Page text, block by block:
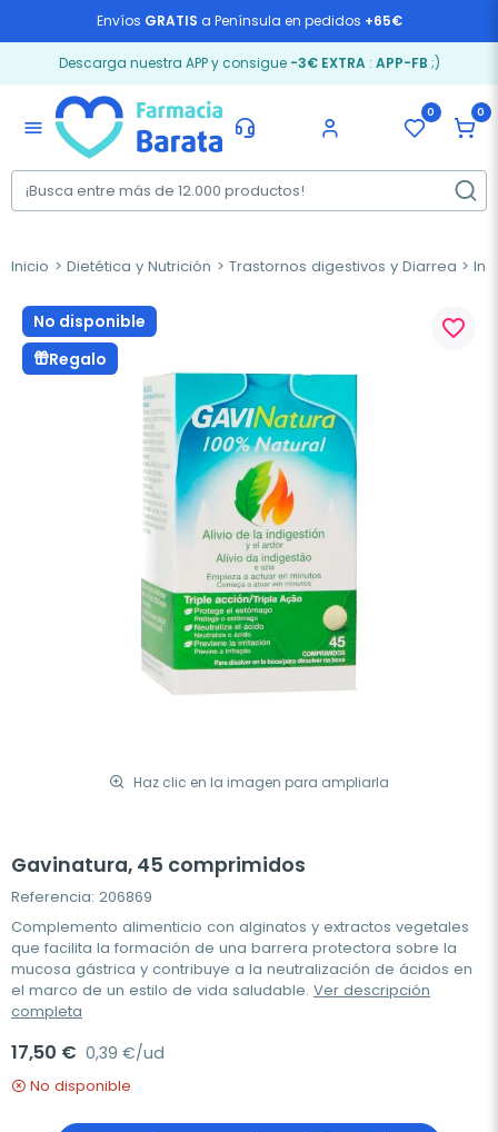
Envíos GRATIS a Península en pedidos +65€
Descarga nuestra APP y consigue -3€ EXTRA: APP-FB ;)
menu
0 0
Inicio Dietética y Nutrición Trastornos digestivos y Diarrea
No disponible
Regalo
Haz clic en la imagen para ampliarla
favorite_border
Gavinatura, 45 comprimidos
Referencia: 206869
Complemento alimenticio con alginatos y extractos vegetales
que facilita la formación de una barrera protectora sobre la
mucosa gástrica y contribuye a la neutralización de ácidos en
el marco de un estilo de vida saludable. Ver descripción
completa
17,50 € 0,39 €/ud
No disponible